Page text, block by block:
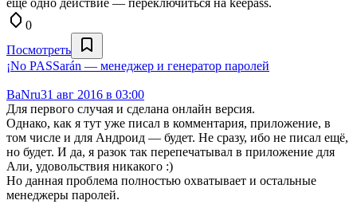
ещё одно действие — переключиться на keepass.
0
Посмотреть
¡No PASSarán — менеджер и генератор паролей
BaNru31 авг 2016 в 03:00
Для первого случая и сделана онлайн версия.
Однако, как я тут уже писал в комментария, приложение, в
том числе и для Андроид — будет. Не сразу, ибо не писал ещё,
но будет. И да, я разок так перепечатывал в приложение для
Али, удовольствия никакого :)
Но данная проблема полностью охватывает и остальные
менеджеры паролей.